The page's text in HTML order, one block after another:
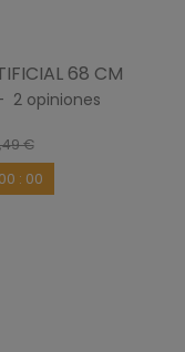
68 CM
2 opiniones
€
00 : 00